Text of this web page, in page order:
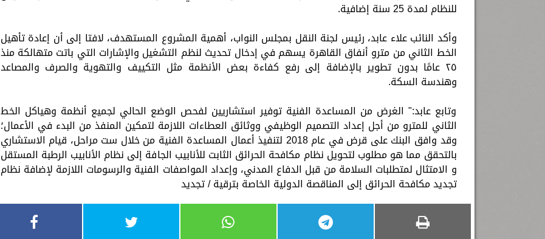
للنظام لمدة 25 سنة إضافية.
وأكد النائب علاء عابد، رئيس لجنة النقل بمجلس النواب، أهمية المشروع المستهدف، لافتا إلى أن إعادة تأهيل
الخط الثاني من مترو أنفاق القاهرة يسهم في إدخال تحديث لنظم التشغيل والإشارات التي باتت متهالكة منذ
٢٥ عامًا بدون تطوير بالإضافة إلى رفع كفاءة بعض الأنظمة مثل التكييف والتهوية والصرف والمصاعد
وهندسة السكة.
وتابع عابد:" الغرض من المساعدة الفنية توفير استشاريين لفحص الوضع الحالي لجميع أنظمة وهياكل الخط
الثاني للمترو من أجل إعداد التصميم الوظيفي ووثائق العطاءات اللازمة لتمكين المنفذ من البدء في الأعمال؛
وقد وافق البنك على قرض في عام 2018 لتنفيذ أعمال المساعدة الفنية من خلال ست مراحل، قيام الاستشاري
بالتحقق مما هو مطلوب لتحويل نظام مكافحة الحرائق الثابت للأنابيب الجافة إلى نظام الأنابيب الرطبة المستقل
و الامتثال لمتطلبات السلامة من قبل الدفاع المدني، وإعداد المواصفات الفنية والرسومات اللازمة لإضافة نظام
تجديد مكافحة الحرائق إلى المناقصة الدولية الخاصة بترقية / تجديد